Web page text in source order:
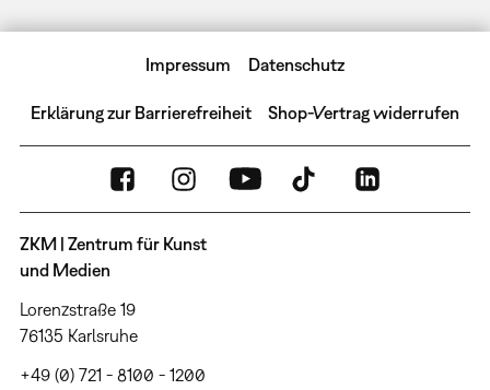
Impressum Datenschutz
Erklärung zur Barrierefreiheit Shop-Vertrag widerrufen
ZKM | Zentrum für Kunst
und Medien
Lorenzstraße 19
76135 Karlsruhe
+49 (0) 721 - 8100 - 1200